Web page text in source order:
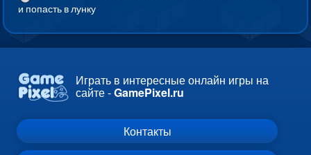
и попасть в лунку
Играть в интересные онлайн игры на
сайте -GamePixel.ru
Контакты